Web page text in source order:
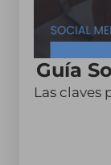
Guía
Las claves